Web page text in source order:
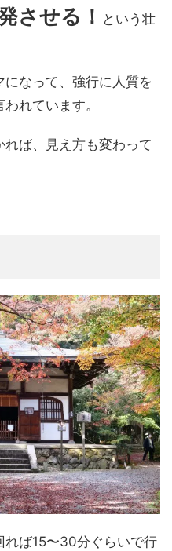
させる！
という壮
なって、強行に人質を
れています。
ば、見え方も変わって
れば15〜30分ぐらいで行